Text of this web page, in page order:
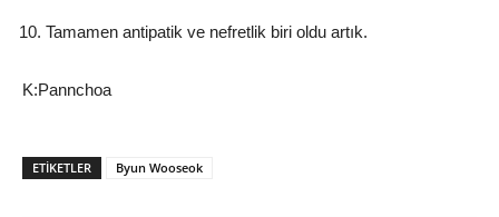
Tamamen antipatik ve nefretlik biri oldu artık.
K:Pannchoa
ETIKETLER Byun Wooseok